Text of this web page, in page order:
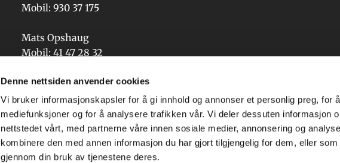
Denne nettsiden anvender cookies
Vi bruker informasjonskapsler for å gi innhold og annonser et personlig preg, for
mediefunksjoner og for å analysere trafikken vår. Vi deler dessuten informasjon
nettstedet vårt, med partnerne våre innen sosiale medier, annonsering og
kombinere den med annen informasjon du har gjort tilgjengelig for dem, eller
gjennom din bruk av tjenestene deres.
Mobil: 930 37 175
Mats Opshaug
Mobil: 41 47 28 32
E-post
post@opshaug.org